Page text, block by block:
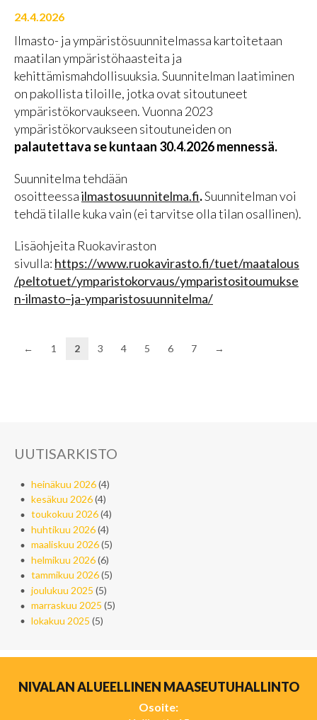
24.4.2026
Ilmasto- ja ympäristösuunnitelmassa kartoitetaan
maatilan ympäristöhaasteita ja
kehittämismahdollisuuksia. Suunnitelman laatiminen
on pakollista tiloille, jotka ovat sitoutuneet
ympäristökorvaukseen. Vuonna 2023
ympäristökorvaukseen sitoutuneiden on
palautettava se kuntaan 30.4.2026 mennessä.
Suunnitelma tehdään
osoitteessailmastosuunnitelma.fi.Suunnitelman voi
tehdä tilalle kuka vain (ei tarvitse olla tilan osallinen).
Lisäohjeita Ruokaviraston
sivulla: https://www.ruokavirasto.fi/tuet/maatalous
/peltotuet/ymparistokorvaus/ymparistositoumukse
n-ilmasto–ja-ymparistosuunnitelma/
← 1 2 3 4 5 6 7 →
UUTISARKISTO
heinäkuu 2026(4)
kesäkuu 2026(4)
toukokuu 2026(4)
huhtikuu 2026(4)
maaliskuu 2026(5)
helmikuu 2026(6)
tammikuu 2026(5)
joulukuu 2025 (5)
marraskuu 2025 (5)
lokakuu 2025 (5)
NIVALAN ALUEELLINEN MAASEUTUHALLINTO
Osoite: